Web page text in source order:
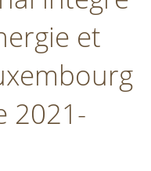
et
2021-